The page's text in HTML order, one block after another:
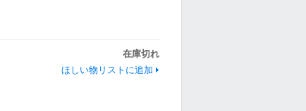
在庫切れ
ほしい物リストに追加